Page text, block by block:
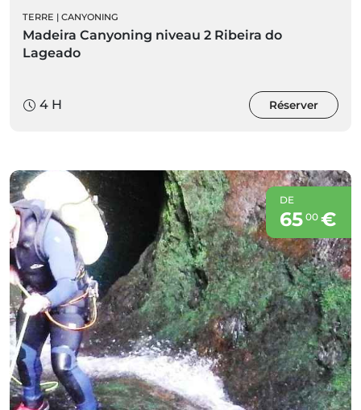
TERRE | CANYONING
Madeira Canyoning niveau 2 Ribeira do
Lageado
4 H Réserver
DE
65 00€